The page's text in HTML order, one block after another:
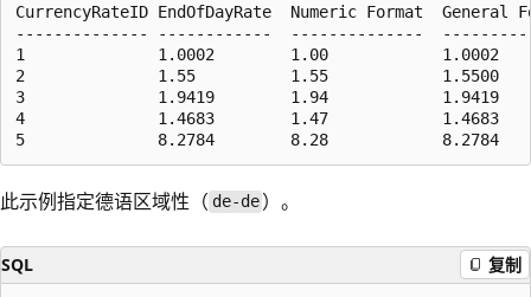
CurrencyRateID EndOfDayRate  Numeric Format  General
-------------- ------------  --------------
1              1.0002        1.00            1.0002
2              1.55          1.55            1.5500
3              1.9419        1.94            1.9419
4              1.4683        1.47            1.4683
此示例指定德语区域性（ de-de ）。
SQL 复制